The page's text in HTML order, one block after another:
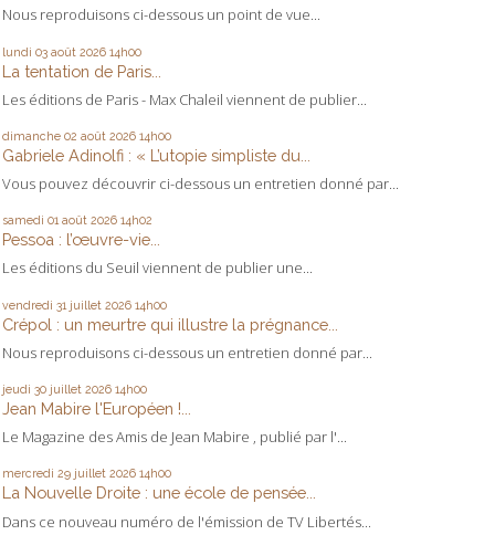
Nous reproduisons ci-dessous un point de vue...
lundi 03 août 2026 14h00
La tentation de Paris...
Les éditions de Paris - Max Chaleil viennent de publier...
dimanche 02 août 2026 14h00
Gabriele Adinolfi : « L’utopie simpliste du...
Vous pouvez découvrir ci-dessous un entretien donné par...
samedi 01 août 2026 14h02
Pessoa : l’œuvre-vie...
Les éditions du Seuil viennent de publier une...
vendredi 31 juillet 2026 14h00
Crépol : un meurtre qui illustre la prégnance...
Nous reproduisons ci-dessous un entretien donné par...
jeudi 30 juillet 2026 14h00
Jean Mabire l'Européen !...
Le Magazine des Amis de Jean Mabire , publié par l'...
mercredi 29 juillet 2026 14h00
La Nouvelle Droite : une école de pensée...
Dans ce nouveau numéro de l'émission de TV Libertés...